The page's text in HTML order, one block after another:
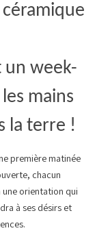
week-
mains
la terre !
première matinée
chacun
orientation qui
à ses désirs et